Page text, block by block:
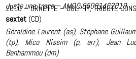
Juste une trace – AMOC 85081462019
2010 – ORNETTE – DOLPHY, TRIBUTE
sextet (CD)
Géraldine Laurent (as), Stéphane
(tp), Mico Nissim (p, arr), Jean
Benhammou (dm)